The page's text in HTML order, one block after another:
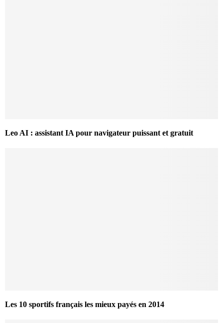
Leo AI : assistant IA pour navigateur puissant et gratuit
Les 10 sportifs français les mieux payés en 2014